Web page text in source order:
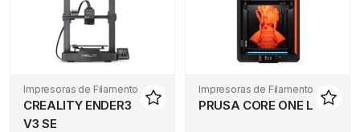
Impresoras de Filamento
CREALITY ENDER3
V3 SE
Impresoras de Filamento
PRUSA CORE ONE L